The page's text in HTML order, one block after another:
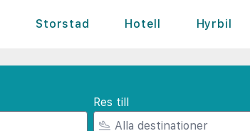
Storstad Hotell Hyrbil
Res till